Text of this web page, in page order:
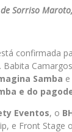
Sorriso
confirmada
Babita
Samba e
e do
Eventos, o
e Front